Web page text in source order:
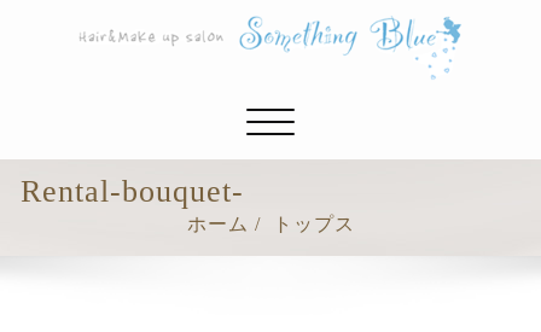
ナ
シ
ョ
Rental-bouquet-
ホーム トップス